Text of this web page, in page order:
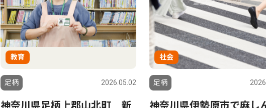
教育
足柄 2026.05.02
神奈川県足柄上郡山北町 新
社会
足柄
神奈川県伊勢原市で麻し